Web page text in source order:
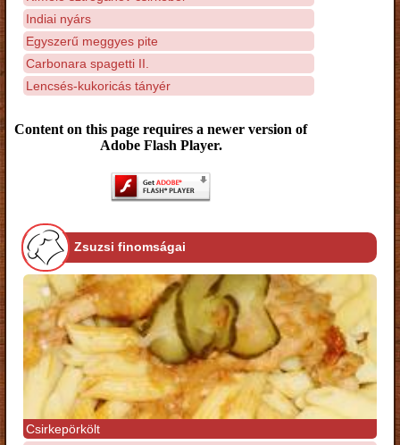
Indiai nyárs
Egyszerű meggyes pite
Carbonara spagetti II.
Lencsés-kukoricás tányér
Content on this page requires a newer version of
Adobe Flash Player.
Zsuzsi finomságai
Csirkepörkölt